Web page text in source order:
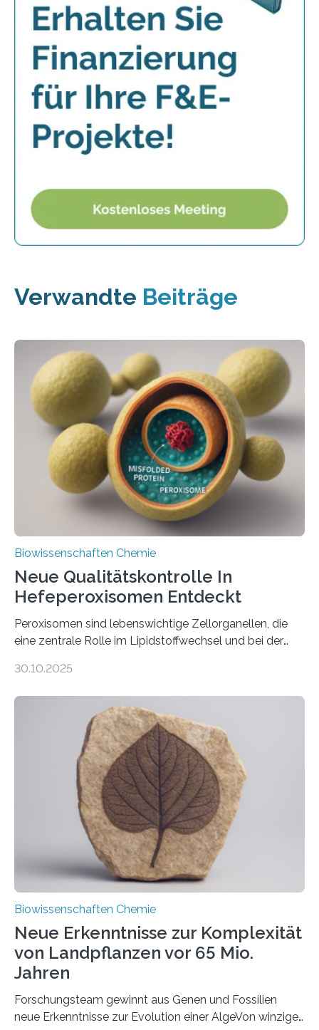
Verwandte Beiträge
Biowissenschaften Chemie
Neue Qualitätskontrolle In
Hefeperoxisomen Entdeckt
Peroxisomen sind lebenswichtige Zellorganellen, die
eine zentrale Rolle im Lipidstoffwechsel und bei der
erfüllen können, müssen zahlreiche Enzyme präzise in
der Ruhr-Universität Bochum um Prof. Dr. Ralf Erdmann
und Dr. Ismaila Francis Yusuf hat nun einen bislang
unbekannten Qualitätskontrollmechanismus des
peroxisomalen Proteintransports in der Bäckerhefe
Saccharomyces cerevisiae entdeckt, der für die
Funktionsfähigkeit der Organellen entscheidend ist. Die
Studie wurde am 28. Oktober 2025 in der
Fachzeitschrift…
30.10.2025
Biowissenschaften Chemie
Neue Erkenntnisse zur Komplexität
von Landpflanzen vor 65 Mio.
Jahren
Forschungsteam gewinnt aus Genen und Fossilien
neue Erkenntnisse zur Evolution einer AlgeVon winzigen